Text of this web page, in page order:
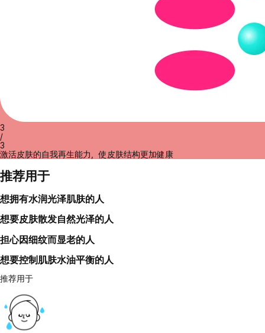
3
/
3
激活皮肤的自我再生能力，使皮肤结构更加健康
推荐用于
想拥有水润光泽肌肤的人
想要皮肤散发自然光泽的人
担心因细纹而显老的人
想要控制肌肤水油平衡的人
推荐用于